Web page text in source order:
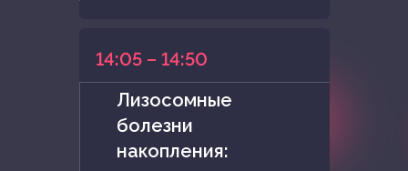
14:05 – 14:50
Лизосомные
болезни
накопления: